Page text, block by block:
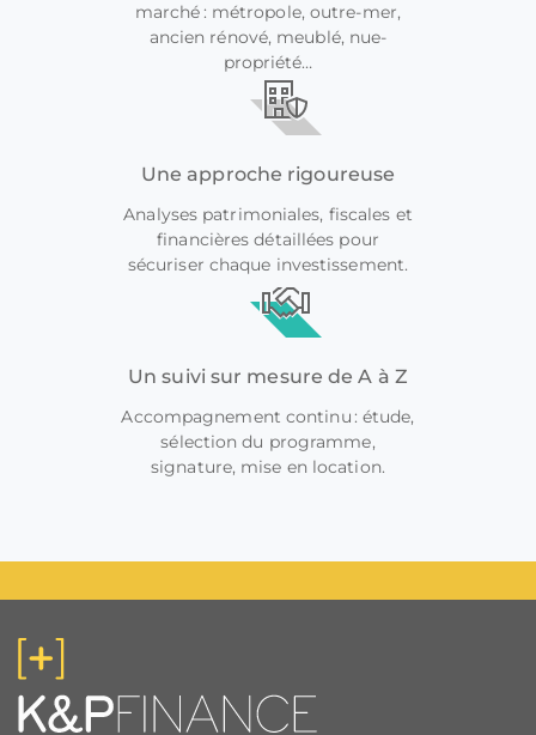
marché : métropole, outre-mer,
ancien rénové, meublé, nue-
propriété…
Une approche rigoureuse
Analyses patrimoniales, fiscales et
financières détaillées pour
sécuriser chaque investissement.
Un suivi sur mesure de A à Z
Accompagnement continu : étude,
sélection du programme,
signature, mise en location.